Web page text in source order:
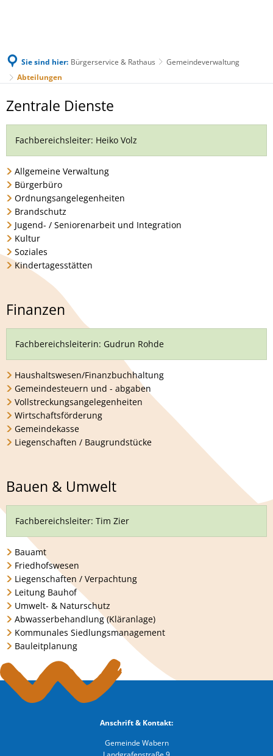
Sie sind hier: Bürgerservice & Rathaus
Gemeindeverwaltung
Abteilungen
Abteilungen
Zentrale Dienste
Fachbereichsleiter: Heiko Volz
Allgemeine Verwaltung
Bürgerbüro
Ordnungsangelegenheiten
Brandschutz
Jugend- / Seniorenarbeit und Integration
Kultur
Soziales
Kindertagesstätten
Finanzen
Fachbereichsleiterin: Gudrun Rohde
Haushaltswesen/Finanzbuchhaltung
Gemeindesteuern und - abgaben
Vollstreckungsangelegenheiten
Wirtschaftsförderung
Gemeindekasse
Liegenschaften / Baugrundstücke
Bauen & Umwelt
Fachbereichsleiter: Tim Zier
Bauamt
Friedhofswesen
Liegenschaften / Verpachtung
Leitung Bauhof
Umwelt- & Naturschutz
Abwasserbehandlung (Kläranlage)
Kommunales Siedlungsmanagement
Bauleitplanung
Anschrift & Kontakt:
Gemeinde Wabern